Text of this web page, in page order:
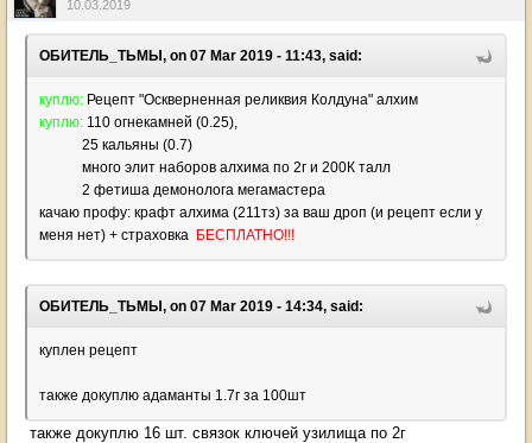
10.03.2019
ОБИТЕЛЬ_ТЬМЫ, on 07 Mar 2019 - 11:43, said:
куплю: Рецепт "Оскверненная реликвия Колдуна" алхим
куплю: 110 огнекамней (0.25),
25 кальяны (0.7)
много элит наборов алхима по 2г и 200К талл
2 фетиша демонолога мегамастера
качаю профу: крафт алхима (211тз) за ваш дроп (и рецепт если у
меня нет) + страховка БЕСПЛАТНО!!!
ОБИТЕЛЬ_ТЬМЫ, on 07 Mar 2019 - 14:34, said:
куплен рецепт
также докуплю адаманты 1.7г за 100шт
также докуплю 16 шт. связок ключей узилища по 2г